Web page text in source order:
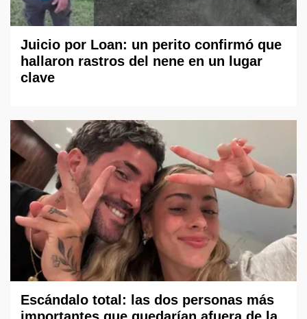
Juicio por Loan: un perito confirmó que
hallaron rastros del nene en un lugar
clave
Escándalo total: las dos personas más